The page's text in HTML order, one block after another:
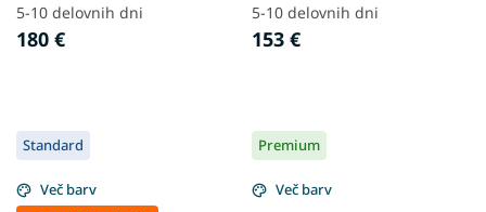
5-10 delovnih dni
180 €
5-10 delovnih dni
153 €
Standard
Več barv
Premium
Več barv